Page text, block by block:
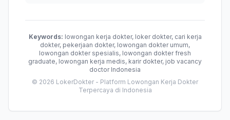
Keywords: lowongan kerja dokter, loker dokter, cari kerja
dokter, pekerjaan dokter, lowongan dokter umum,
lowongan dokter spesialis, lowongan dokter fresh
graduate, lowongan kerja medis, karir dokter, job vacancy
doctor Indonesia
© 2026 LokerDokter - Platform Lowongan Kerja Dokter
Terpercaya di Indonesia